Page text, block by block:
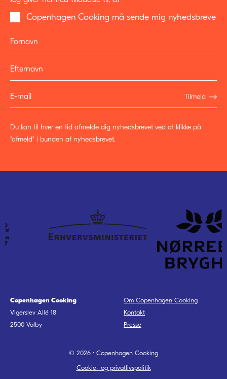
Copenhagen Cooking må sende mig nyhedsbreve
Tilmeld
Du kan til hver en tid afmelde dig nyhedsbrevet ved at klikke på
"afmeld" i bunden af nyhedsbrevet.
Copenhagen Cooking
Vigerslev Allé 18
2500 Valby
Om Copenhagen Cooking
Kontakt
Presse
© 2026 · Copenhagen Cooking
Cookie- og privatlivspolitik